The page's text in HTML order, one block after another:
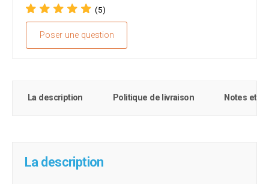
(5)
Poser une question
La description Politique de livraison Notes et
La description